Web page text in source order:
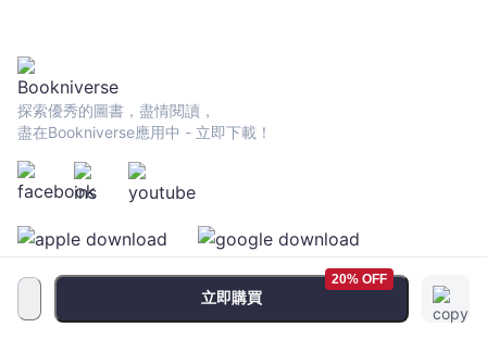
立即購買
20% OFF
探索優秀的圖書，盡情閱讀，
盡在Bookniverse應用中 - 立即下載！